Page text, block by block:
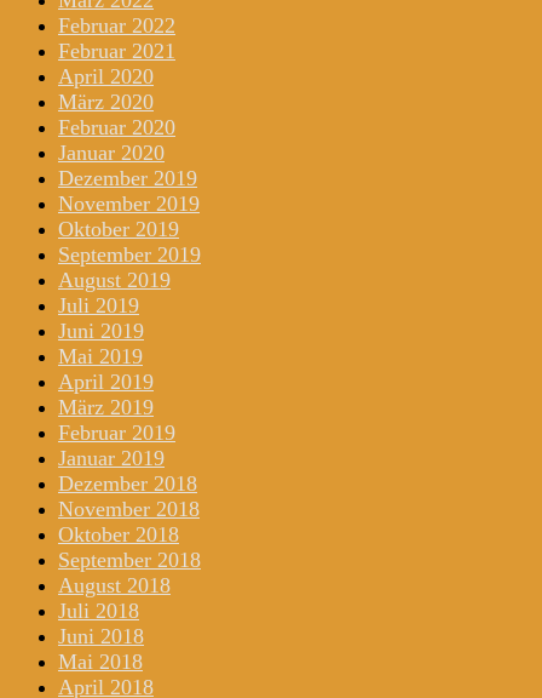
Februar 2022
Februar 2021
April 2020
März 2020
Februar 2020
Januar 2020
Dezember 2019
November 2019
Oktober 2019
September 2019
August 2019
Juli 2019
Juni 2019
Mai 2019
April 2019
März 2019
Februar 2019
Januar 2019
Dezember 2018
November 2018
Oktober 2018
September 2018
August 2018
Juli 2018
Juni 2018
Mai 2018
April 2018